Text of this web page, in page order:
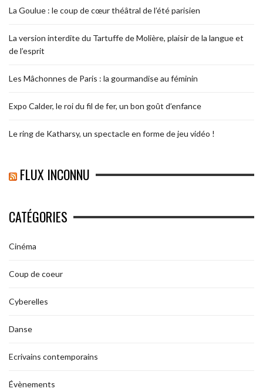
La Goulue : le coup de cœur théâtral de l’été parisien
La version interdite du Tartuffe de Molière, plaisir de la langue et
de l’esprit
Les Mâchonnes de Paris : la gourmandise au féminin
Expo Calder, le roi du fil de fer, un bon goût d’enfance
Le ring de Katharsy, un spectacle en forme de jeu vidéo !
FLUX INCONNU
CATÉGORIES
Cinéma
Coup de coeur
Cyberelles
Danse
Ecrivains contemporains
Évènements